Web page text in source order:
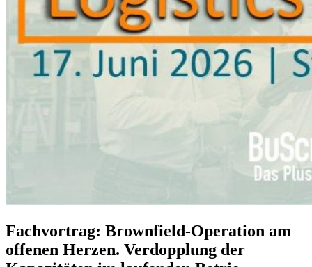
Fachvortrag: Brownfield-Operation am
offenen Herzen. Verdopplung der